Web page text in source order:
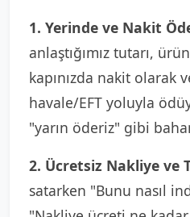
1. Yerinde ve Nakit
anlaştığımız tutarı,
kapınızda nakit olarak
havale/EFT yoluyla
"yarın öderiz" gibi
2. Ücretsiz Nakliye ve
satarken "Bunu nasıl